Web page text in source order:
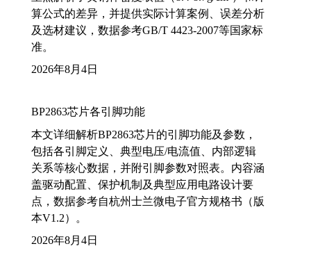
算公式的差异，并提供实际计算案例、误差分析
及选材建议，数据参考GB/T 4423-2007等国家标
准。
2026年8月4日
BP2863芯片各引脚功能
本文详细解析BP2863芯片的引脚功能及参数，
包括各引脚定义、典型电压/电流值、内部逻辑
关系等核心数据，并附引脚参数对照表。内容涵
盖驱动配置、保护机制及典型应用电路设计要
点，数据参考自杭州士兰微电子官方规格书（版
本V1.2）。
2026年8月4日